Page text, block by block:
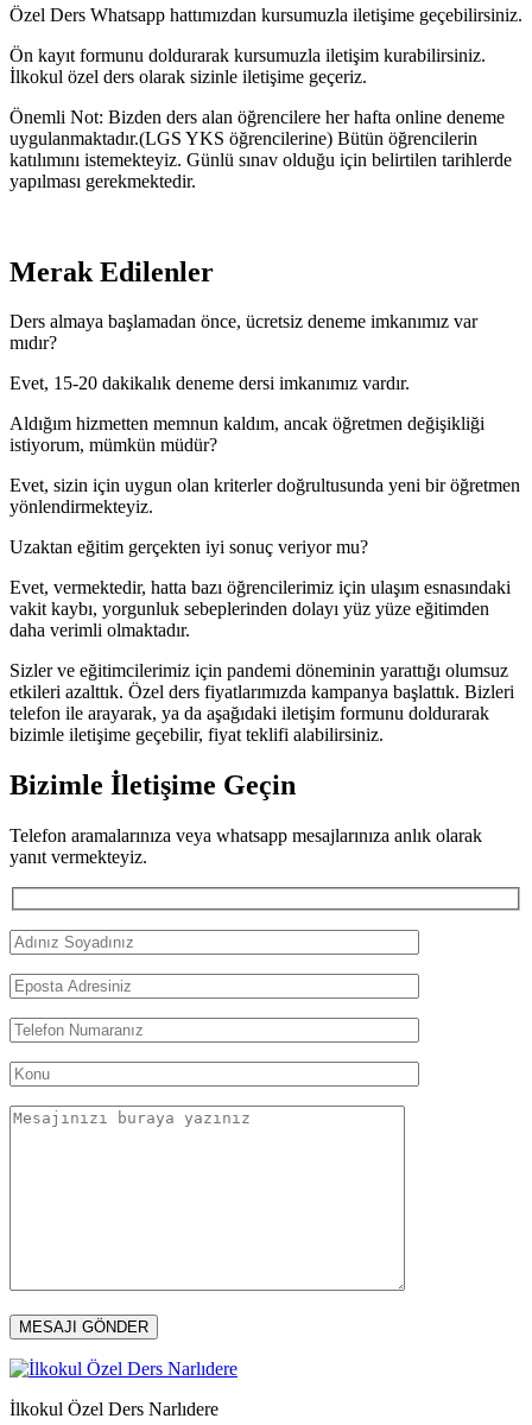
Özel Ders Whatsapp hattımızdan kursumuzla iletişime geçebilirsiniz.
Ön kayıt formunu doldurarak kursumuzla iletişim kurabilirsiniz.
İlkokul özel ders olarak sizinle iletişime geçeriz.
Önemli Not: Bizden ders alan öğrencilere her hafta online deneme
uygulanmaktadır.(LGS YKS öğrencilerine) Bütün öğrencilerin
katılımını istemekteyiz. Günlü sınav olduğu için belirtilen tarihlerde
yapılması gerekmektedir.
Merak Edilenler
Ders almaya başlamadan önce, ücretsiz deneme imkanımız var
mıdır?
Evet, 15-20 dakikalık deneme dersi imkanımız vardır.
Aldığım hizmetten memnun kaldım, ancak öğretmen değişikliği
istiyorum, mümkün müdür?
Evet, sizin için uygun olan kriterler doğrultusunda yeni bir öğretmen
yönlendirmekteyiz.
Uzaktan eğitim gerçekten iyi sonuç veriyor mu?
Evet, vermektedir, hatta bazı öğrencilerimiz için ulaşım esnasındaki
vakit kaybı, yorgunluk sebeplerinden dolayı yüz yüze eğitimden
daha verimli olmaktadır.
Sizler ve eğitimcilerimiz için pandemi döneminin yarattığı olumsuz
etkileri azalttık. Özel ders fiyatlarımızda kampanya başlattık. Bizleri
telefon ile arayarak, ya da aşağıdaki iletişim formunu doldurarak
bizimle iletişime geçebilir, fiyat teklifi alabilirsiniz.
Bizimle İletişime Geçin
Telefon aramalarınıza veya whatsapp mesajlarınıza anlık olarak
yanıt vermekteyiz.
İlkokul Özel Ders Narlıdere